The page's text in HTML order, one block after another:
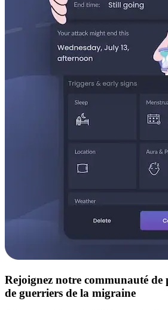
Rejoignez notre communauté de
de guerriers de la migraine